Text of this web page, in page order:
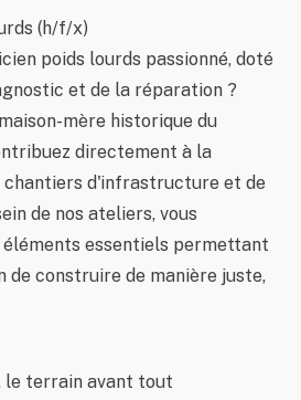
(h/f/x)
poids lourds passionné, doté
et de la réparation ?
mère historique du
directement à la
chantiers d'infrastructure et de
de nos ateliers, vous
essentiels permettant
de construire de manière juste,
le terrain avant tout